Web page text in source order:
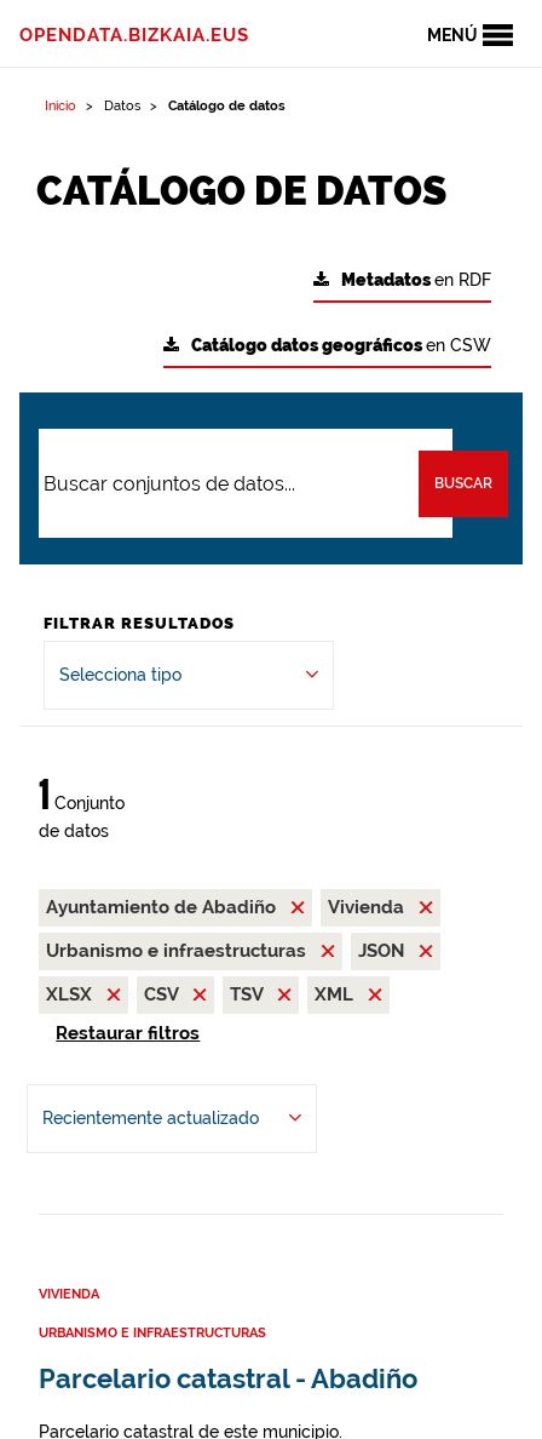
MENÚ
OPENDATA.BIZKAIA.EUS
Inicio Datos Catálogo de datos
CATÁLOGO DE DATOS
Metadatosen RDF
Catálogo datos geográficosen CSW
BUSCAR
FILTRAR RESULTADOS
Selecciona tipo
1 Conjunto
de datos
Ayuntamiento de Abadiño
Vivienda
Urbanismo e infraestructuras
JSON
XLSX
CSV TSV
XML
Restaurar filtros
Recientemente actualizado
VIVIENDA
URBANISMO E INFRAESTRUCTURAS
Parcelario catastral - Abadiño
Parcelario catastral de este municipio.